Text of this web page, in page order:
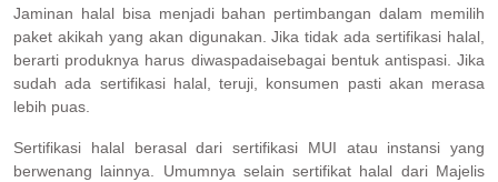
Jaminan halal bisa menjadi bahan pertimbangan dalam memilih
paket akikah yang akan digunakan. Jika tidak ada sertifikasi halal,
berarti produknya harus diwaspadaisebagai bentuk antispasi. Jika
sudah ada sertifikasi halal, teruji, konsumen pasti akan merasa
lebih puas.
Sertifikasi halal berasal dari sertifikasi MUI atau instansi yang
berwenang lainnya. Umumnya selain sertifikat halal dari Majelis